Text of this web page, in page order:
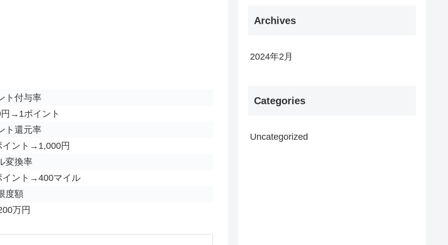
ト付与率
→1ポイント
ト還元率
イント→1,000円
変換率
イント→400マイル
度額
万円
Archives
2024年2月
Categories
Uncategorized